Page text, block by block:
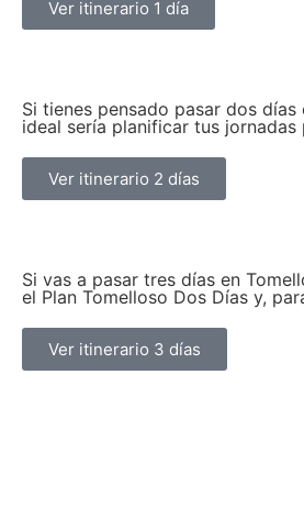
Ver itinerario 1 día
Si tienes pensado pasar dos días
ideal sería planificar tus jornadas
Ver itinerario 2 días
Si vas a pasar tres días en
el Plan Tomelloso Dos Días y,
Ver itinerario 3 días